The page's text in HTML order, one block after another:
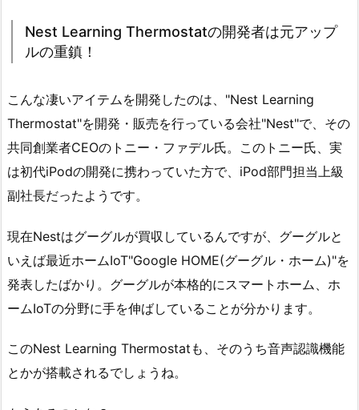
Nest Learning Thermostatの開発者は元アップ
ルの重鎮！
こんな凄いアイテムを開発したのは、"Nest Learning
Thermostat"を開発・販売を行っている会社"Nest"で、その
共同創業者CEOのトニー・ファデル氏。このトニー氏、実
は初代iPodの開発に携わっていた方で、iPod部門担当上級
副社長だったようです。
現在Nestはグーグルが買収しているんですが、グーグルと
いえば最近ホームIoT"Google HOME(グーグル・ホーム)"を
発表したばかり。グーグルが本格的にスマートホーム、ホ
ームIoTの分野に手を伸ばしていることが分かります。
このNest Learning Thermostatも、そのうち音声認識機能
とかが搭載されるでしょうね。